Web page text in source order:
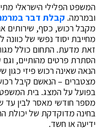
המשפט הפלילי הישראלי
ובמרמה. קבלת דבר
מקבל רכוש, כסף, שירותים
מחייבת יסוד נפשי של
זאת מדעת. התחום כולל
הסתרת פרטים מהותיים,
הנאה שאינה רכוש פיזי
מצטברים – הנאשם קיבל
בפועל על המצג. בית המשפט
מספר חודשי מאסר לבין עד
בחינה מדוקדקת של יכולת
ידיעה או חשד.